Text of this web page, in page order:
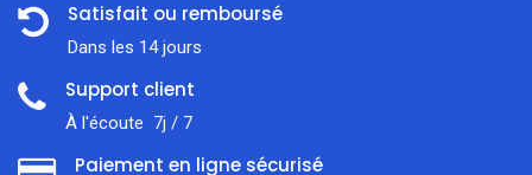
Satisfait ou remboursé
Dans les 14 jours
Support client
À l'écoute 7j / 7
Paiement en ligne sécurisé